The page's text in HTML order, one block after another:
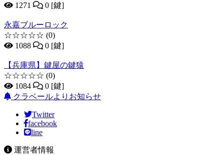
1271
0 [鍵]
永嘉ブルーロック
☆☆☆☆☆ (0)
1088
0 [鍵]
【兵庫県】鍵屋の鍵猿
☆☆☆☆☆ (0)
1084
0 [鍵]
クラベールよりお知らせ
Twitter
facebook
line
運営者情報